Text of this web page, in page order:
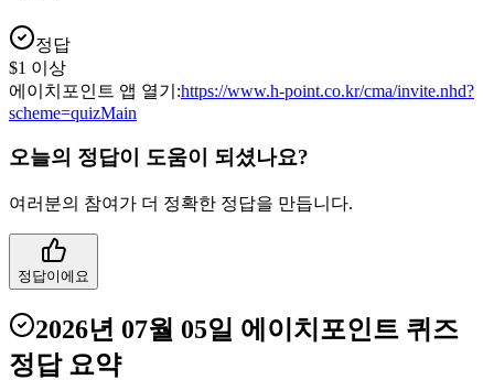
정답
$1 이상
에이치포인트 앱 열기:https://www.h-point.co.kr/cma/invite.nhd?
scheme=quizMain
오늘의 정답이 도움이 되셨나요?
여러분의 참여가 더 정확한 정답을 만듭니다.
정답이에요
2026년 07월 05일 에이치포인트 퀴즈
정답 요약